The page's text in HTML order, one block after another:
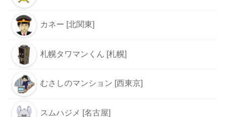
カネー [北関東]
札幌タワマンくん [札幌]
むさしのマンション [西東京]
スムハジメ [名古屋]